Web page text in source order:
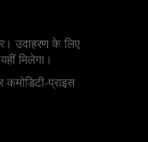
उदाहरण के लिए
मिलेगा।